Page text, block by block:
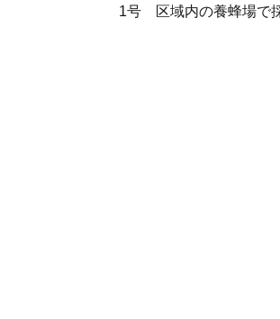
1号 区域内の養蜂場で